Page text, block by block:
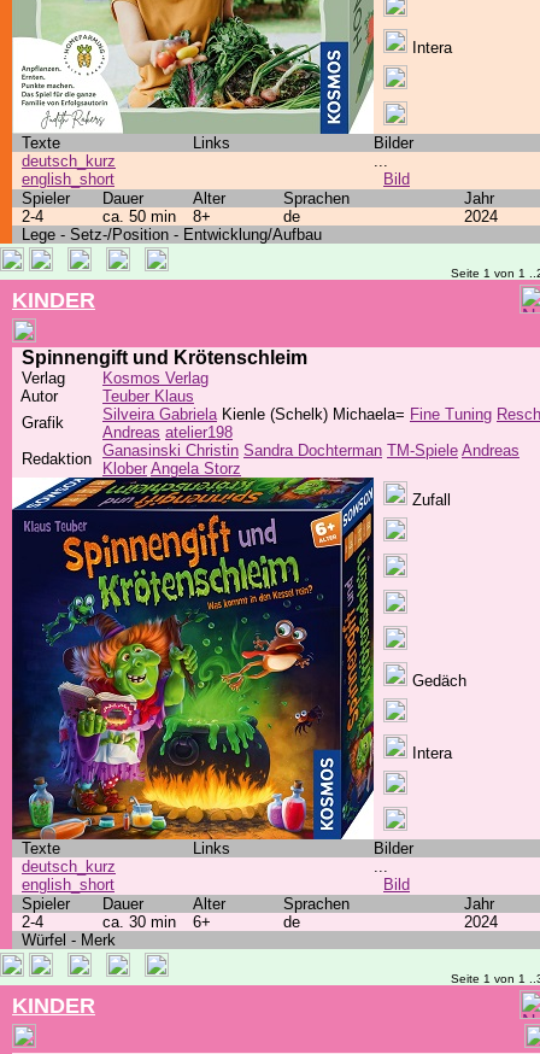
Intera
Texte Links
Bilder
deutsch_kurz
english_short
...
Bild
Spieler
Dauer Alter Sprachen
Jahr
2-4
ca. 50 min 8+ de
2024
Lege - Setz-/Position - Entwicklung/Aufbau
Seite 1 von 1
KINDER
Spinnengift und Krötenschleim
Verlag
Kosmos Verlag
Autor
Teuber Klaus
Grafik
Silveira GabrielaKienle (Schelk) Michaela= Fine Tuning Resch
Andreas atelier198
Redaktion Ganasinski Christin Sandra Dochterman TM-Spiele Andreas
Klober Angela Storz
Zufall
Gedäch
Intera
Texte Links
Bilder
deutsch_kurz
english_short
...
Bild
Spieler
Dauer Alter Sprachen
Jahr
2-4
ca. 30 min 6+ de
2024
Würfel - Merk
Seite 1 von 1
KINDER